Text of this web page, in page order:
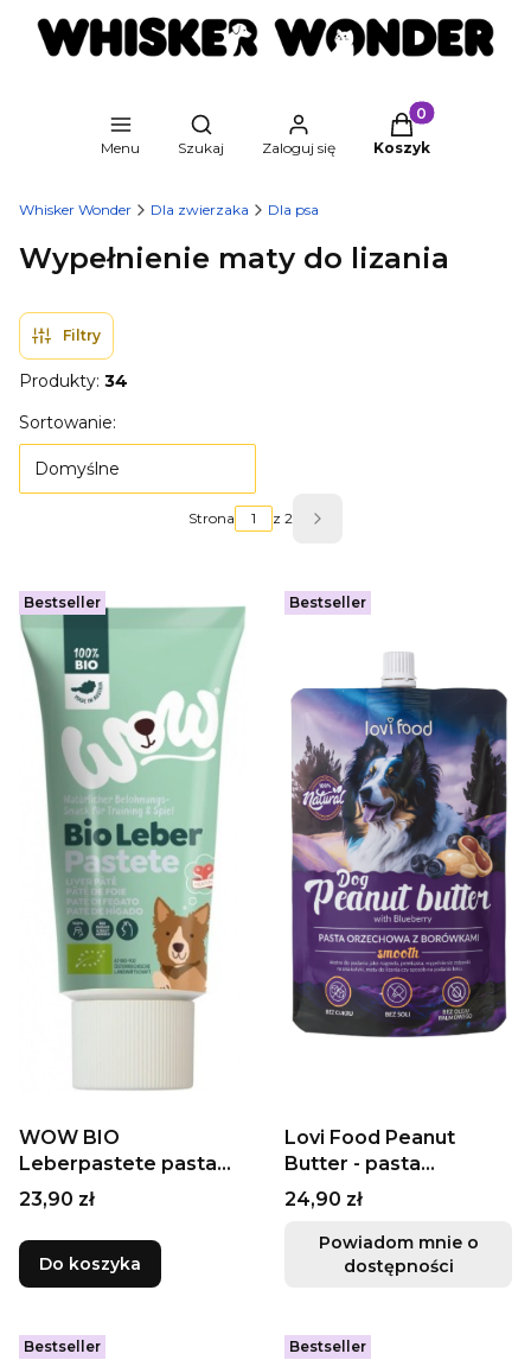
Menu
Otwórz wyszukiwarkę
Szukaj Zaloguj się
Produkty w
Koszyk
Whisker Wonder Dla zwierzaka Dla psa
Wypełnienie maty do lizania
Filtry
Produkty: 34
Lista produktów
Sortowanie:
Domyślne
Strona z 2 Następne produkty
Bestseller
WOW BIO
Leberpastete pasta
mięsna z wątróbką
80g
Cena
23,90 zł
Do koszyka
Bestseller
Lovi Food Peanut
Butter - pasta
orzechowa z
borówkami, 300g
Cena
24,90 zł
Powiadom mnie o
dostępności
Bestseller Bestseller